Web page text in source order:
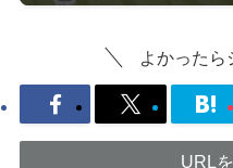
よかったら
URL